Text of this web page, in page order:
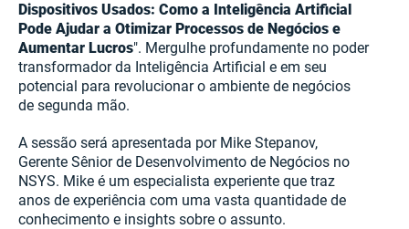
Dispositivos Usados: Como a Inteligência Artificial
Pode Ajudar a Otimizar Processos de Negócios e
Aumentar Lucros". Mergulhe profundamente no poder
transformador da Inteligência Artificial e em seu
potencial para revolucionar o ambiente de negócios
de segunda mão.
A sessão será apresentada por Mike Stepanov,
Gerente Sênior de Desenvolvimento de Negócios no
NSYS. Mike é um especialista experiente que traz
anos de experiência com uma vasta quantidade de
conhecimento e insights sobre o assunto.